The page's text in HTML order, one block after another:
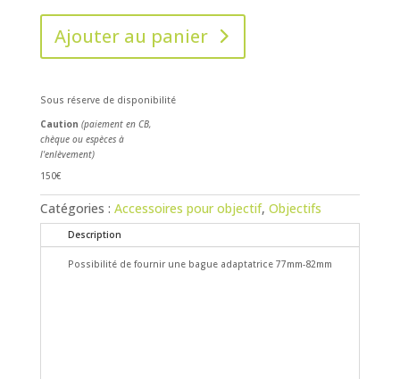
Ajouter au panier
Sous réserve de disponibilité
Caution (paiement en CB,
chèque ou espèces à
l'enlèvement)
150€
Catégories : Accessoires pour objectif, Objectifs
Description
Possibilité de fournir une bague adaptatrice 77mm-82mm